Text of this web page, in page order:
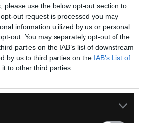
please use the below opt-out section to
out request is processed you may
information utilized by us or personal
out. You may separately opt-out of the
parties on the IAB’s list of downstream
by us to third parties on the IAB’s List of
to other third parties.